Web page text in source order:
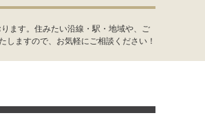
ます。住みたい沿線・駅・地域や、ご
ますので、お気軽にご相談ください！